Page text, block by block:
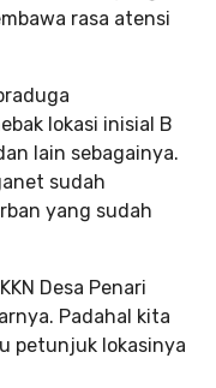
rasa atensi
lokasi inisial B
lain sebagainya.
sudah
yang sudah
Desa Penari
Padahal kita
petunjuk lokasinya